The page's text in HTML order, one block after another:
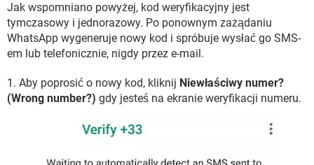
Jak wspomniano powyżej, kod weryfikacyjny jest
tymczasowy i jednorazowy. Po ponownym zażądaniu
WhatsApp wygeneruje nowy kod i spróbuje wysłać go SMS-
em lub telefonicznie, nigdy przez e-mail.
1. Aby poprosić o nowy kod, kliknij Niewłaściwy numer?
(Wrong number?) gdy jesteś na ekranie weryfikacji numeru.